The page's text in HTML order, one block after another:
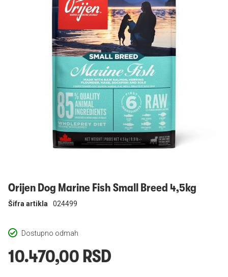
Orijen Dog Marine Fish Small Breed 4,5kg
Dostupno odmah
Šifra artikla 024499
10.470,00 RSD